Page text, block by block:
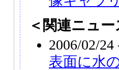
＜関連ニュー
2006/02/24
表面に水